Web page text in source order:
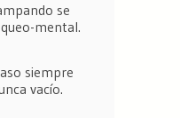
se
mental.
siempre
vacío.